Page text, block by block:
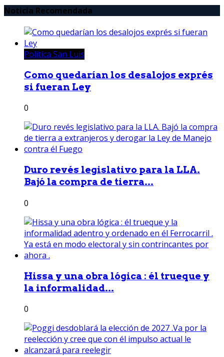
Noticia Recomendada
Política San Luis
Como quedarían los desalojos exprés
si fueran Ley
0
Duro revés legislativo para la LLA.
Bajó la compra de tierra...
0
Hissa y una obra lógica : él trueque y
la informalidad...
0